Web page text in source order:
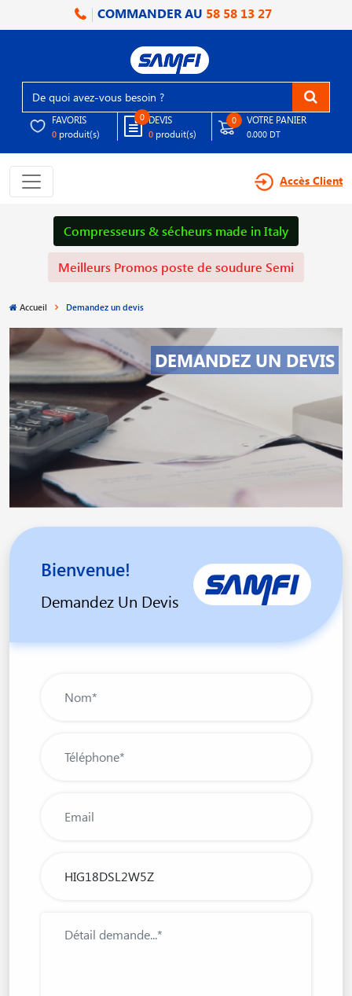
COMMANDER AU 58 58 13 27
FAVORIS
0 produit(s)
0 DEVIS
0 produit(s)
0 VOTRE PANIER
0.000 DT
Accès Client
Compresseurs & sécheurs made in Italy
Meilleurs Promos poste de soudure Semi
Accueil Demandez un devis
DEMANDEZ UN DEVIS
Bienvenue!
Demandez Un Devis